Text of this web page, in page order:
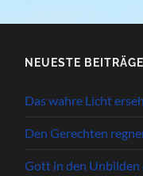
NEUESTE BEITRÄGE
Das wahre Licht
Den Gerechten
Gott in den Unbilden